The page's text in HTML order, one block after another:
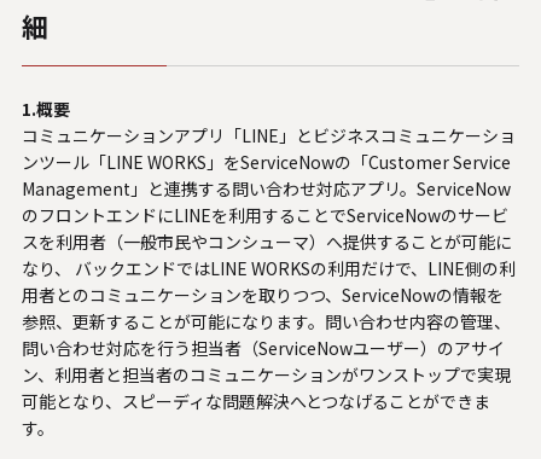
細
1.概要
コミュニケーションアプリ「LINE」とビジネスコミュニケーショ
ンツール「LINE WORKS」をServiceNowの「Customer Service
Management」と連携する問い合わせ対応アプリ。ServiceNow
のフロントエンドにLINEを利用することでServiceNowのサービ
スを利用者（一般市民やコンシューマ）へ提供することが可能に
なり、 バックエンドではLINE WORKSの利用だけで、LINE側の利
用者とのコミュニケーションを取りつつ、ServiceNowの情報を
参照、更新することが可能になります。問い合わせ内容の管理、
問い合わせ対応を行う担当者（ServiceNowユーザー）のアサイ
ン、利用者と担当者のコミュニケーションがワンストップで実現
可能となり、スピーディな問題解決へとつなげることができま
す。